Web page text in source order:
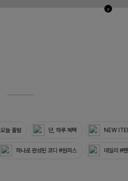
0
오늘 출발 단, 하루 혜택 NEW
하나로 완성된 코디 #원피스 데일리 #